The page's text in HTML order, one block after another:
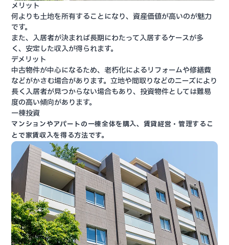
メリット
何よりも土地を所有することになり、資産価値が高いのが魅力
です。
また、入居者が決まれば長期にわたって入居するケースが多
く、安定した収入が得られます。
デメリット
中古物件が中心になるため、老朽化によるリフォームや修繕費
などがかさむ場合があります。立地や間取りなどのニーズにより
長く入居者が見つからない場合もあり、投資物件としては難易
度の高い傾向があります。
一棟投資
マンションやアパートの一棟全体を購入、賃貸経営・管理するこ
とで家賃収入を得る方法です。